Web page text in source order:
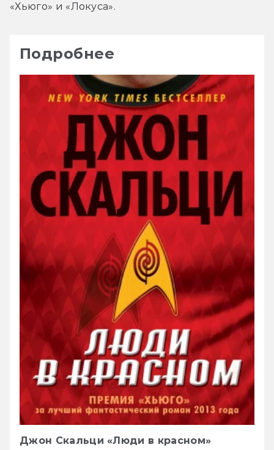
«Хьюго» и «Локуса».
Подробнее
Джон Скальци «Люди в красном»